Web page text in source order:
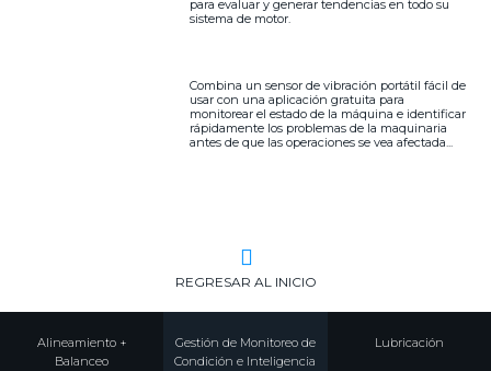
para evaluar y generar tendencias en todo su
sistema de motor.
Combina un sensor de vibración portátil fácil de
usar con una aplicación gratuita para
monitorear el estado de la máquina e identificar
rápidamente los problemas de la maquinaria
antes de que las operaciones se vea afectada...
REGRESAR AL INICIO
Alineamiento +
Balanceo
Gestión de Monitoreo de
Condición e Inteligencia
Lubricación